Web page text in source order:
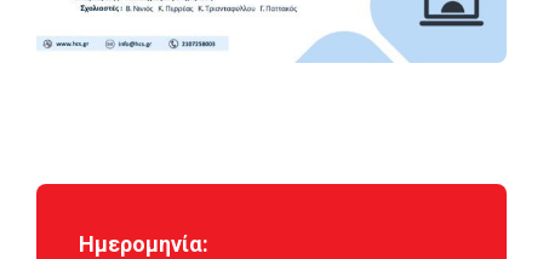
Ημερομηνία: